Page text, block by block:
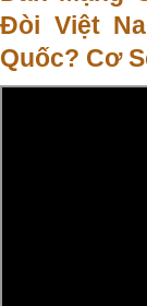
Đòi Việt
Quốc? Cơ